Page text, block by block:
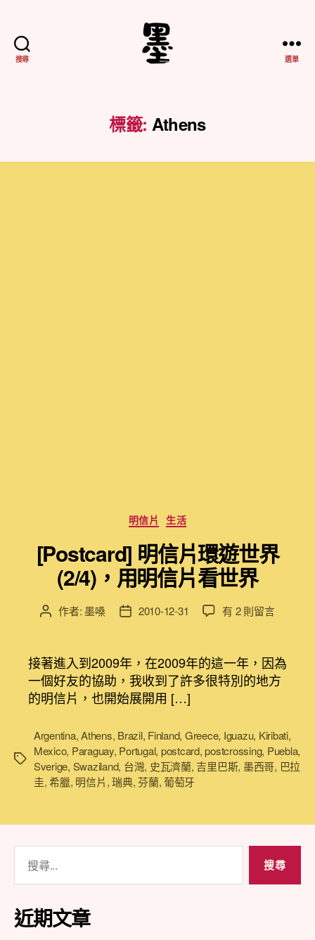
搜尋
業
紀
選單
標籤: Athens
分
類
明信片 生活
[Postcard] 明信片環遊世界
(2/4)，用明信片看世界
文
者
作者: 墨嗓
文
佈
日
期
2010-12-31
在
信
片
環
界
(2/4)，
用
看
有 2 則留言
接著進入到2009年，在2009年的這一年，因為
一個好友的協助，我收到了許多很特別的地方
的明信片，也開始展開用 […]
標
Argentina,Athens, Brazil, Finland, Greece, Iguazu, Kiribati,
Mexico, Paraguay, Portugal, postcard,postcrossing, Puebla,
Sverige, Swaziland, 台灣, 史瓦濟蘭, 吉里巴斯, 墨西哥, 巴拉
圭,希臘, 明信片,瑞典,芬蘭,葡萄牙
關
鍵
字:
近期文章